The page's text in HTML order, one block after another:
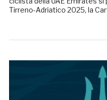
Tirreno-Adriatico 2025, la